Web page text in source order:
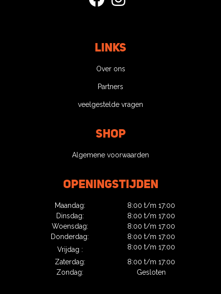
Links
Over ons
Partners
veelgestelde vragen
Shop
Algemene voorwaarden
Openingstijden
Maandag:
8:00 t/m 17:00
Dinsdag:
8:00 t/m 17:00
Woensdag:
8:00 t/m 17:00
Donderdag:
8:00 t/m 17:00
Vrijdag :
8:00 t/m 17:00
Zaterdag:
8:00 t/m 17:00
Zondag:
Gesloten